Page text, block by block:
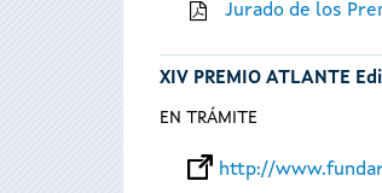
Jurado de los
XIV PREMIO ATLANTE
EN TRÁMITE
http://